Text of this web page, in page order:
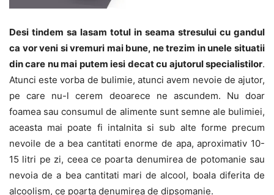
Desi tindem sa lasam totul in seama stresului cu gandul
ca vor veni si vremuri mai bune, ne trezim in unele situatii
din care nu mai putem iesi decat cu ajutorul specialistilor.
Atunci este vorba de bulimie, atunci avem nevoie de ajutor,
pe care nu-l cerem deoarece ne ascundem. Nu doar
foamea sau consumul de alimente sunt semne ale bulimiei,
aceasta mai poate fi intalnita si sub alte forme precum
nevoile de a bea cantitati enorme de apa, aproximativ 10-
15 litri pe zi, ceea ce poarta denumirea de potomanie sau
nevoia de a bea cantitati mari de alcool, boala diferita de
alcoolism, ce poarta denumirea de dipsomanie.